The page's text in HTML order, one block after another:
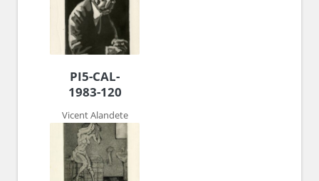
PI5-CAL-
1983-120
Vicent Alandete